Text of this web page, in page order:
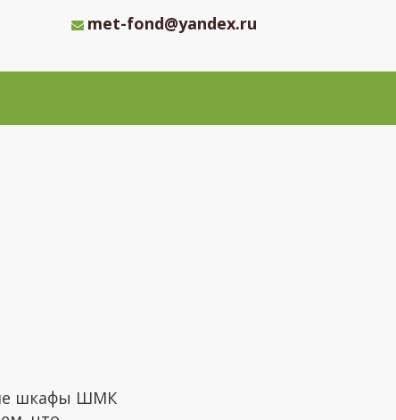
met-fond@yandex.ru
шкафы ШМК